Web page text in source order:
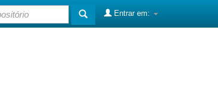
Entrar em: